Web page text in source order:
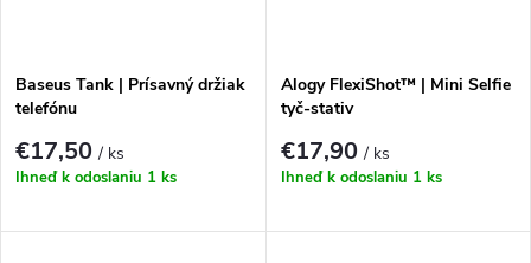
Baseus Tank | Prísavný držiak
telefónu
€17,50/ ks
Ihneď k odoslaniu 1 ks
Alogy FlexiShot™ | Mini Selfie
tyč-stativ
€17,90/ ks
Ihneď k odoslaniu 1 ks